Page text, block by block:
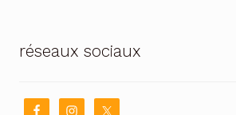
réseaux sociaux